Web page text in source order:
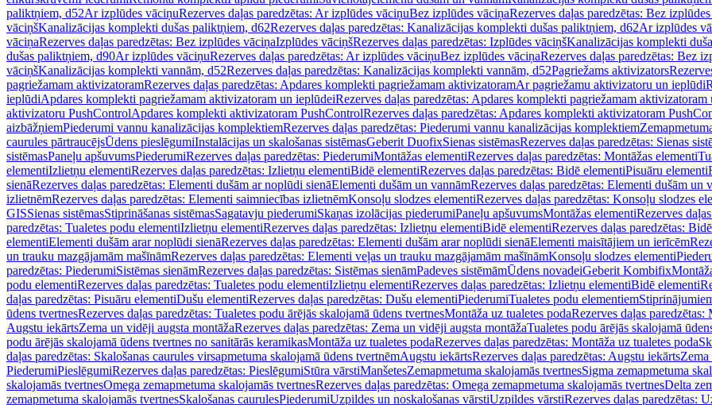
paliktņiem, d52Ar izplūdes vāciņuRezerves daļas paredzētas: Ar izplūdes vāciņuBez izplūdes vāciņaRezerves daļas paredzētas: Bez
vāciņšKanalizācijas komplekti dušas paliktņiem, d62Rezerves daļas paredzētas: Kanalizācijas komplekti dušas paliktņiem, d62Ar izplūdes
vāciņaRezerves daļas paredzētas: Bez izplūdes vāciņaIzplūdes vāciņšRezerves daļas paredzētas: Izplūdes vāciņšKanalizācijas komplekti
dušas paliktņiem, d90Ar izplūdes vāciņuRezerves daļas paredzētas: Ar izplūdes vāciņuBez izplūdes vāciņaRezerves daļas paredzētas: Bez
vāciņšKanalizācijas komplekti vannām, d52Rezerves daļas paredzētas: Kanalizācijas komplekti vannām, d52Pagriežams aktivizators
pagriežamam aktivizatoramRezerves daļas paredzētas: Apdares komplekti pagriežamam aktivizatoramAr pagriežamu aktivizatoru un ieplūdi
ieplūdiApdares komplekti pagriežamam aktivizatoram un ieplūdeiRezerves daļas paredzētas: Apdares komplekti pagriežamam
aktivizatoru PushControlApdares komplekti aktivizatoram PushControlRezerves daļas paredzētas: Apdares komplekti aktivizatoram
aizbāžņiemPiederumi vannu kanalizācijas komplektiemRezerves daļas paredzētas: Piederumi vannu kanalizācijas komplektiem
caurules pārtraucējsŪdens pieslēgumiInstalācijas un skalošanas sistēmasGeberit DuofixSienas sistēmasRezerves daļas paredzētas: Sienas
sistēmasPaneļu apšuvumsPiederumiRezerves daļas paredzētas: PiederumiMontāžas elementiRezerves daļas paredzētas: Montāžas elementi
elementiIzlietņu elementiRezerves daļas paredzētas: Izlietņu elementiBidē elementiRezerves daļas paredzētas: Bidē elementiPisuāru elementi
sienāRezerves daļas paredzētas: Elementi dušām ar noplūdi sienāElementi dušām un vannāmRezerves daļas paredzētas: Elementi dušām un
izlietnēmRezerves daļas paredzētas: Elementi saimniecības izlietnēmKonsoļu slodzes elementiRezerves daļas paredzētas: Konsoļu slodzes
GISSienas sistēmasStiprināšanas sistēmasSagatavju piederumiSkaņas izolācijas piederumiPaneļu apšuvumsMontāžas elementiRezerves
paredzētas: Tualetes podu elementiIzlietņu elementiRezerves daļas paredzētas: Izlietņu elementiBidē elementiRezerves daļas paredzētas:
elementiElementi dušām arar noplūdi sienāRezerves daļas paredzētas: Elementi dušām arar noplūdi sienāElementi maisītājiem un ierīcēm
un trauku mazgājamām mašīnāmRezerves daļas paredzētas: Elementi veļas un trauku mazgājamām mašīnāmKonsoļu slodzes elementi
paredzētas: PiederumiSistēmas sienāmRezerves daļas paredzētas: Sistēmas sienāmPadeves sistēmāmŪdens novadeiGeberit Kombifix
podu elementiRezerves daļas paredzētas: Tualetes podu elementiIzlietņu elementiRezerves daļas paredzētas: Izlietņu elementiBidē elementi
daļas paredzētas: Pisuāru elementiDušu elementiRezerves daļas paredzētas: Dušu elementiPiederumiTualetes podu elementiem
ūdens tvertnesRezerves daļas paredzētas: Tualetes podu ārējās skalojamā ūdens tvertnesMontāža uz tualetes podaRezerves daļas
Augstu iekārtsZema un vidēji augsta montāžaRezerves daļas paredzētas: Zema un vidēji augsta montāžaTualetes podu ārējās skalojamā
podu ārējās skalojamā ūdens tvertnes no sanitārās keramikasMontāža uz tualetes podaRezerves daļas paredzētas: Montāža uz tualetes poda
daļas paredzētas: Skalošanas caurules virsapmetuma skalojamā ūdens tvertnēmAugstu iekārtsRezerves daļas paredzētas: Augstu iekārts
PiederumiPieslēgumiRezerves daļas paredzētas: PieslēgumiStūra vārstiManšetesZemapmetuma skalojamās tvertnesSigma zemapmetuma
skalojamās tvertnesOmega zemapmetuma skalojamās tvertnesRezerves daļas paredzētas: Omega zemapmetuma skalojamās tvertnesDelta
zemapmetuma skalojamās tvertnesSkalošanas caurulesPiederumiUzpildes un noskalošanas vārstiUzpildes vārstiRezerves daļas paredzētas: